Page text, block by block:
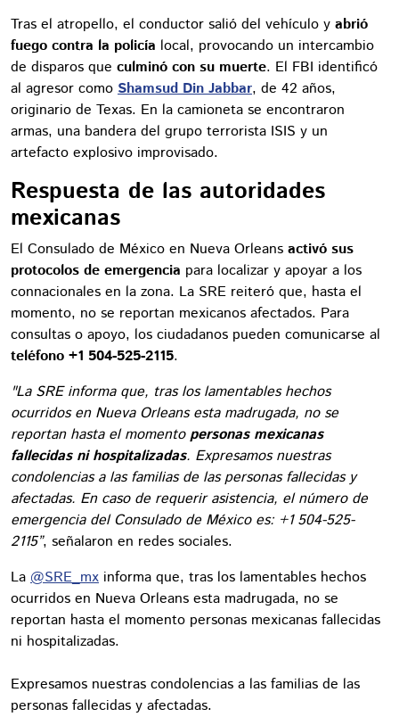
Tras el atropello, el conductor salió del vehículo y abrió
fuego contra la policía local, provocando un intercambio
de disparos que culminó con su muerte. El FBI identificó
al agresor como Shamsud Din Jabbar, de 42 años,
originario de Texas. En la camioneta se encontraron
armas, una bandera del grupo terrorista ISIS y un
artefacto explosivo improvisado.
Respuesta de las autoridades
mexicanas
El Consulado de México en Nueva Orleans activó sus
protocolos de emergencia para localizar y apoyar a los
connacionales en la zona. La SRE reiteró que, hasta el
momento, no se reportan mexicanos afectados. Para
consultas o apoyo, los ciudadanos pueden comunicarse al
teléfono +1 504-525-2115.
"La SRE informa que, tras los lamentables hechos
ocurridos en Nueva Orleans esta madrugada, no se
reportan hasta el momentopersonas mexicanas
fallecidas ni hospitalizadas. Expresamos nuestras
condolencias a las familias de las personas fallecidas y
afectadas. En caso de requerir asistencia, el número de
emergencia del Consulado de México es: +1 504-525-
2115”, señalaron en redes sociales.
La @SRE_mx informa que, tras los lamentables hechos
ocurridos en Nueva Orleans esta madrugada, no se
reportan hasta el momento personas mexicanas fallecidas
ni hospitalizadas.
Expresamos nuestras condolencias a las familias de las
personas fallecidas y afectadas.